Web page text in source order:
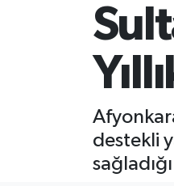
destekli
Afyonkarahisar
Süper Lig Puan
Son Dakika
Haber Arşivi